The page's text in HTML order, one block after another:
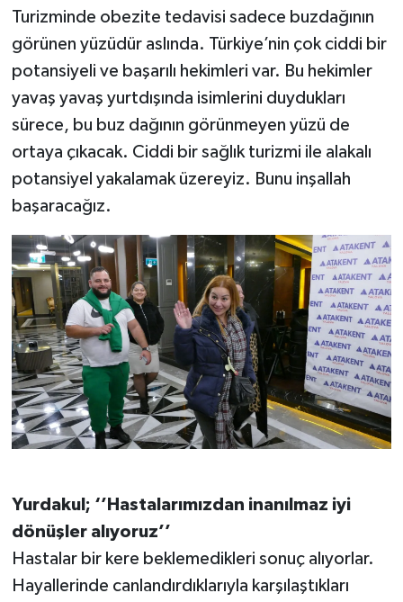
Turizminde obezite tedavisi sadece buzdağının
görünen yüzüdür aslında. Türkiye’nin çok ciddi bir
potansiyeli ve başarılı hekimleri var. Bu hekimler
yavaş yavaş yurtdışında isimlerini duydukları
sürece, bu buz dağının görünmeyen yüzü de
ortaya çıkacak. Ciddi bir sağlık turizmi ile alakalı
potansiyel yakalamak üzereyiz. Bunu inşallah
başaracağız.
Yurdakul; ‘’Hastalarımızdan inanılmaz iyi
dönüşler alıyoruz’’
Hastalar bir kere beklemedikleri sonuç alıyorlar.
Hayallerinde canlandırdıklarıyla karşılaştıkları